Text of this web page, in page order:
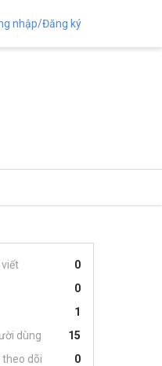
nhập/Đăng ký
0
0
1
dùng
15
theo dõi
0